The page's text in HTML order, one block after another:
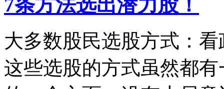
7条方法选出潜力股！
大多数股民选股方式：
这些选股的方式虽然都